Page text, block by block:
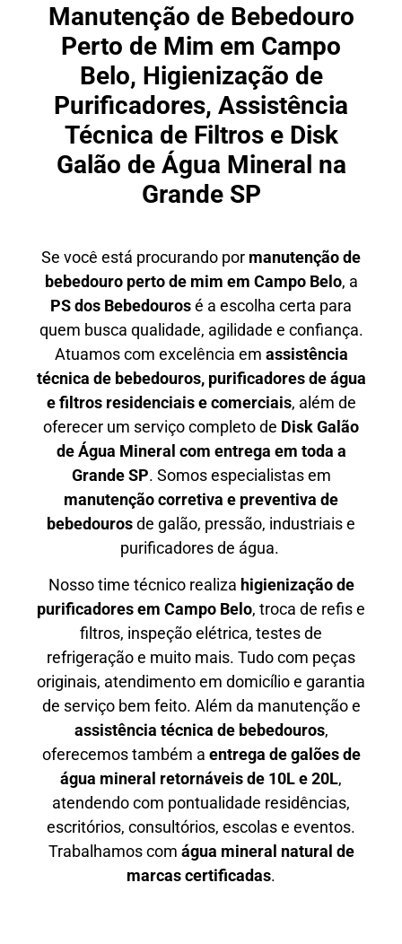
Manutenção de Bebedouro
Perto de Mim em Campo
Belo, Higienização de
Purificadores, Assistência
Técnica de Filtros e Disk
Galão de Água Mineral na
Grande SP
Se você está procurando por manutenção de
bebedouro perto de mim em Campo Belo, a
PS dos Bebedourosé a escolha certa para
quem busca qualidade, agilidade e confiança.
Atuamos com excelência em assistência
técnica de bebedouros, purificadores de água
e filtros residenciais e comerciais, além de
oferecer um serviço completo de Disk Galão
de Água Mineral com entrega em toda a
Grande SP. Somos especialistas em
manutenção corretiva e preventiva de
bebedourosde galão, pressão, industriais e
purificadores de água.
Nosso time técnico realiza higienização de
purificadores em Campo Belo, troca de refis e
filtros, inspeção elétrica, testes de
refrigeração e muito mais. Tudo com peças
originais, atendimento em domicílio e garantia
de serviço bem feito. Além da manutenção e
assistência técnica de bebedouros,
oferecemos também a entrega de galões de
água mineral retornáveis de 10L e 20L,
atendendo com pontualidade residências,
escritórios, consultórios, escolas e eventos.
Trabalhamos com água mineral natural de
marcas certificadas.